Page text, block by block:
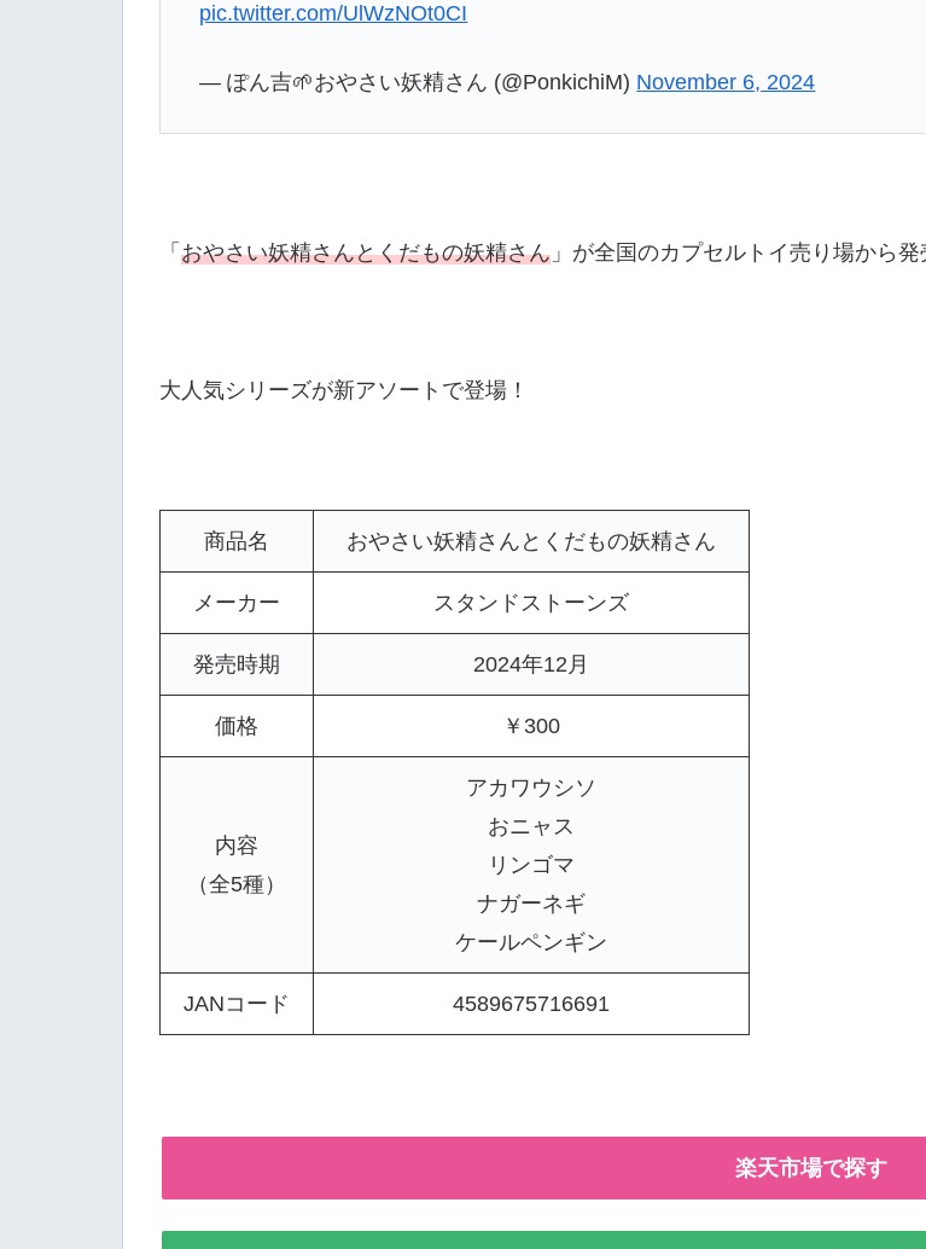
pic.twitter.com/UlWzNOt0CI
— ぽん吉🌱おやさい妖精さん (@PonkichiM) November 6, 2024
「 おやさい妖精さんとくだもの妖精さん 」が全国のカプセルトイ売り場から発
大人気シリーズが新アソートで登場！
商品名 おやさい妖精さんとくだもの妖精さん
メーカー スタンドストーンズ
発売時期 2024年12月
価格 ￥300
内容
（全5種）
アカワウシソ
おニャス
リンゴマ
ナガーネギ
ケールペンギン
JANコード 4589675716691
楽天市場で探す